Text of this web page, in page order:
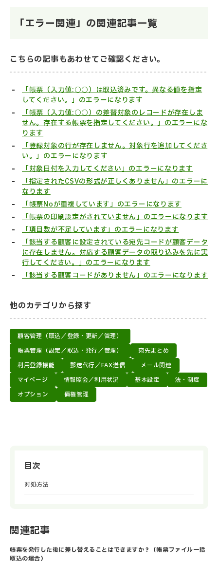
「エラー関連」の関連記事一覧
こちらの記事もあわせてご確認ください。
「帳票（入力値:○○）は取込済みです。異なる値を指定
してください。」のエラーになります
「帳票（入力値:○○）の差替対象のレコードが存在しま
せん。存在する帳票を指定してください。」のエラーにな
ります
「登録対象の行が存在しません。対象行を追加してくださ
い。」のエラーになります
「対象日付を入力してください」のエラーになります
「指定されたCSVの形式が正しくありません」のエラーに
なります
「帳票Noが重複しています」のエラーになります
「帳票の印刷設定がされていません」のエラーになります
「項目数が不足しています」のエラーになります
「該当する顧客に設定されている宛先コードが顧客データ
に存在しません。対応する顧客データの取り込みを先に実
行してください。」のエラーになります
「該当する顧客コードがありません」のエラーになります
他のカテゴリから探す
顧客管理（取込／登録・更新／管理）
帳票管理（設定／取込・発行／管理）
宛先まとめ
利用登録機能
郵送代行／FAX送信
メール関連
マイページ
情報照会／利用状況 基本設定
法・制度
オプション
債権管理
目次
対処方法
関連記事
帳票を発行した後に差し替えることはできますか？（帳票ファイル一括
取込の場合）